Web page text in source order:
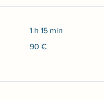
1 h 15 min
euros
90 €